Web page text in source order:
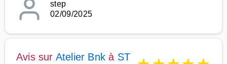
step
02/09/2025
Avis sur Atelier Bnk à ST